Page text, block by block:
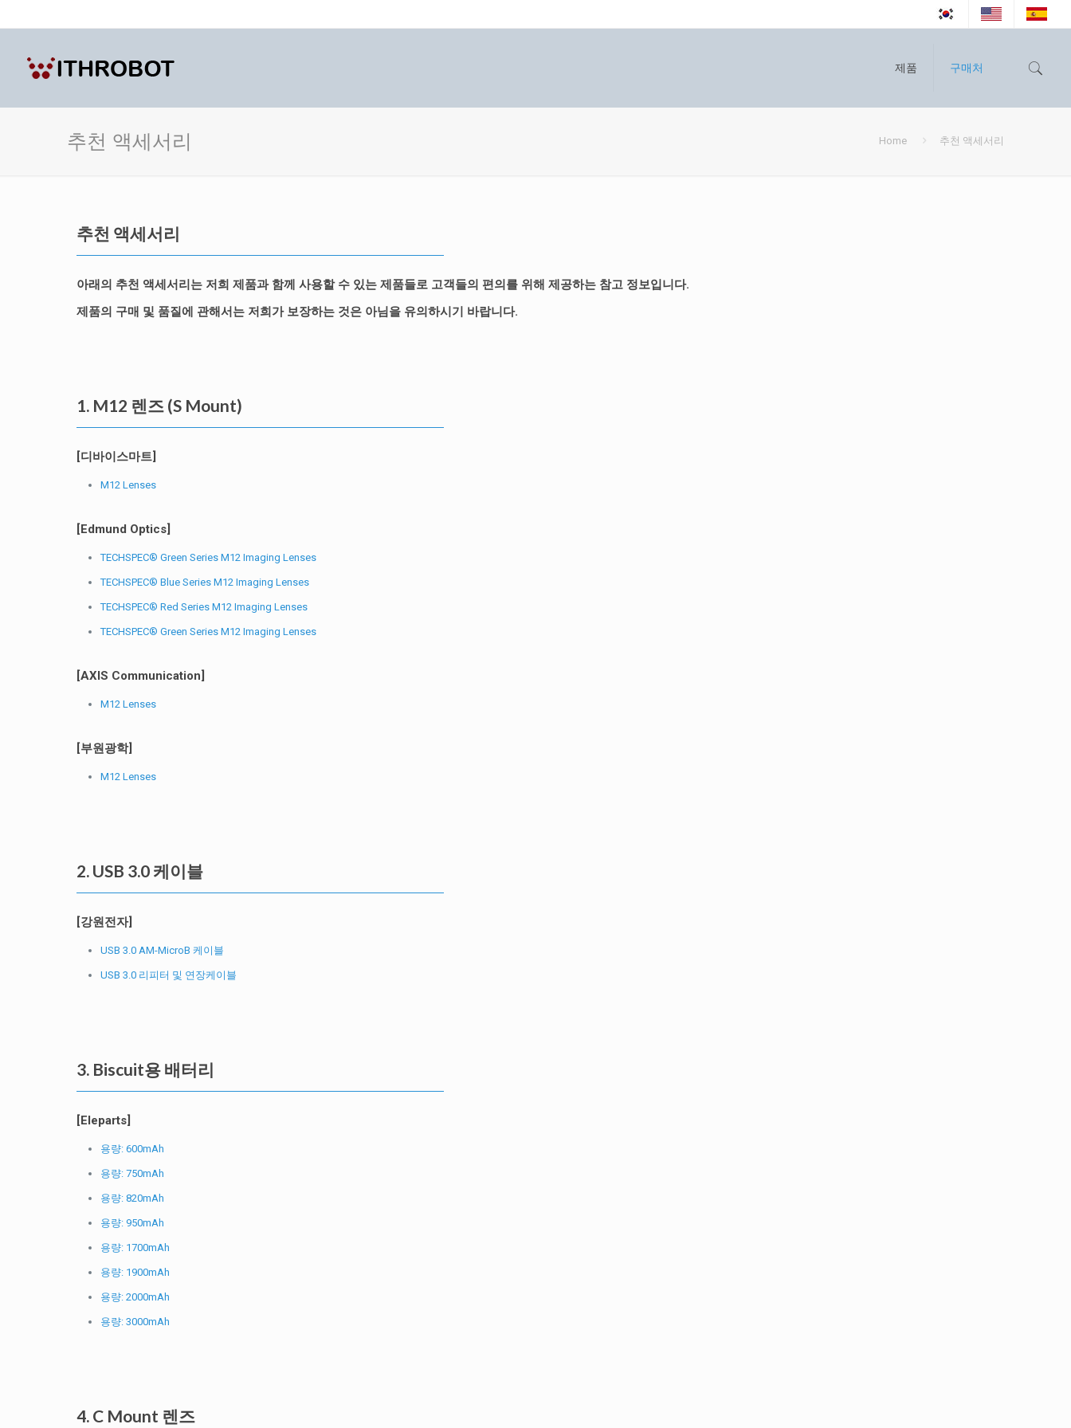
제품 구매처
추천 액세서리 Home 추천 액세서리
추천 액세서리
아래의 추천 액세서리는 저희 제품과 함께 사용할 수 있는 제품들로 고객들의 편의를 위해 제공하는 참고 정보입니다.
제품의 구매 및 품질에 관해서는 저희가 보장하는 것은 아님을 유의하시기 바랍니다.
1. M12 렌즈 (S Mount)
[디바이스마트]
M12 Lenses
[Edmund Optics]
TECHSPEC® Green Series M12 Imaging Lenses
TECHSPEC® Blue Series M12 Imaging Lenses
TECHSPEC® Red Series M12 Imaging Lenses
TECHSPEC® Green Series M12 Imaging Lenses
[AXIS Communication]
M12 Lenses
[부원광학]
M12 Lenses
2. USB 3.0 케이블
[강원전자]
USB 3.0 AM-MicroB 케이블
USB 3.0 리피터 및 연장케이블
3. Biscuit용 배터리
[Eleparts]
용량: 600mAh
용량: 750mAh
용량: 820mAh
용량: 950mAh
용량: 1700mAh
용량: 1900mAh
용량: 2000mAh
용량: 3000mAh
4. C Mount 렌즈